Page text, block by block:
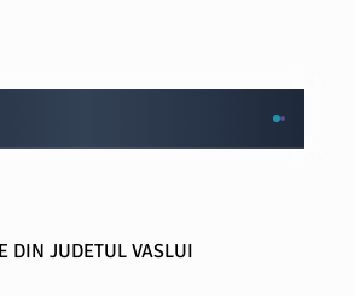
DIN JUDETUL VASLUI